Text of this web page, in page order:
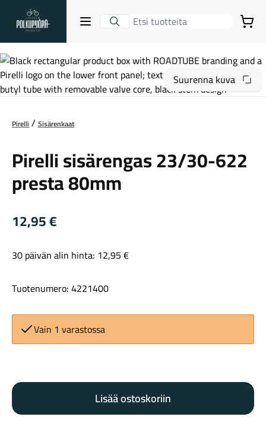
Lahden Polkupyörähuolto - etusivulle
Avaa sulje valikko
Hakutulokset
Suositut osastot
Gravel-pyörät
Maastosähköpyörät
Ostoskori
Suurenna kuva
Pirelli Sisärenkaat
Pirelli sisärengas 23/30-622
presta 80mm
12,95€
30 päivän alin hinta: 12,95€
Tuotenumero: 4221400
Vain 1 varastossa
sisärengas
622
Lisää ostoskoriin